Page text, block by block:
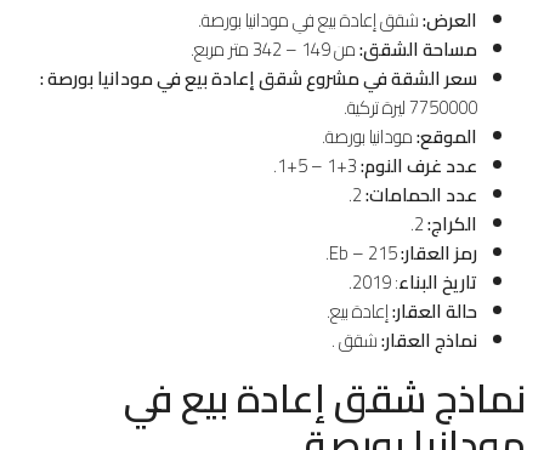
العرض:شقق إعادة بيع في مودانيا بورصة.
مساحة الشقق:من 149 – 342 متر مربع.
سعر الشقة في مشروع شقق إعادة بيع في مودانيا بورصة :
7750000 ليرة تركية.
الموقع:مودانيا بورصة.
عدد غرف النوم:
عدد الحمامات:
الكراج:
رمز العقار:
تاريخ البناء: 2019.
حالة العقار:إعادة بيع.
نماذج العقار:شقق .
نماذج شقق إعادة بيع في